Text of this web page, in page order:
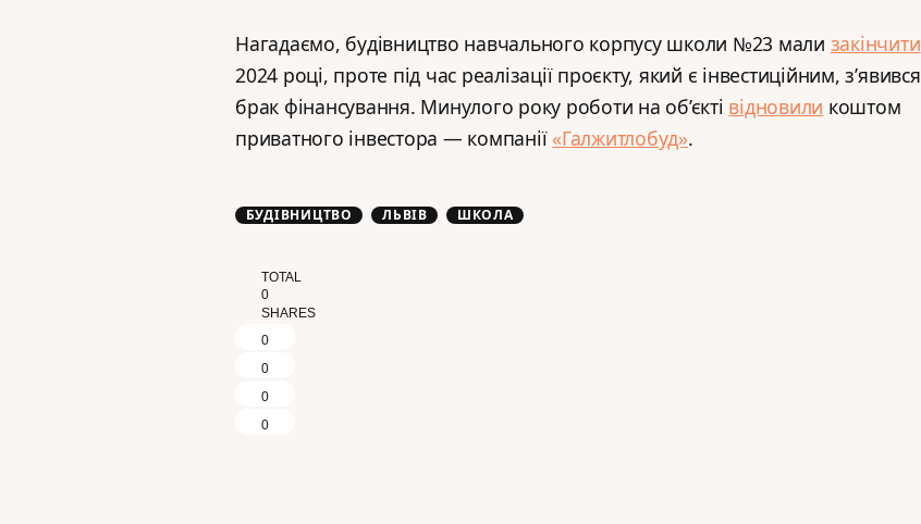
Нагадаємо, будівництво навчального корпусу школи №23 мали закінчити
2024 році, проте під час реалізації проєкту, який є інвестиційним, з’явився
брак фінансування. Минулого року роботи на об’єкті відновили коштом
приватного інвестора — компанії«Галжитлобуд».
БУДІВНИЦТВО ЛЬВІВ ШКОЛА
TOTAL
0
SHARES
0
0
0
0